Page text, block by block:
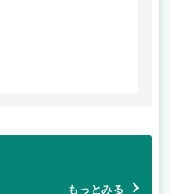
もっとみる